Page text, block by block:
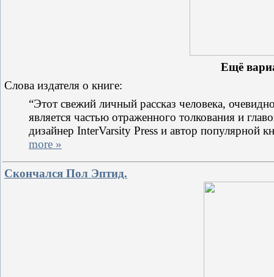
Ещё
Слова издателя о книге:
“Этот свежий личный рассказ человека,
является частью отраженного толкования и
дизайнер InterVarsity Press и автор
more »
Скончался Пол Эптид.